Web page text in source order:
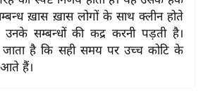
ख़ास ख़ास लोगों के साथ क्लीन होते
सम्बन्धों की कद्र करनी पड़ती है।
है कि सही समय पर उच्च कोटि के
आते हैं।